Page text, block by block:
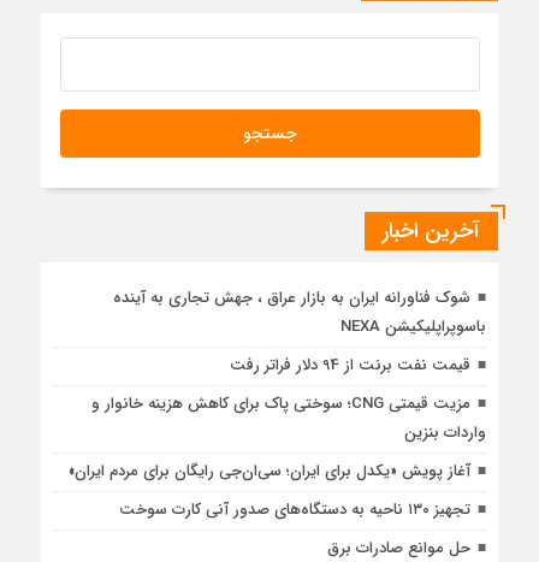
آخرین اخبار
شوک فناورانه ایران به بازار عراق ، جهش تجاری به آینده
باسوپراپلیکیشن NEXA
قیمت نفت برنت از 94 دلار فراتر رفت
مزیت قیمتی CNG؛ سوختی پاک برای کاهش هزینه خانوار و
واردات بنزین
آغاز پویش «یکدل برای ایران؛ سی‌ان‌جی رایگان برای مردم ایران»
تجهیز ۱۳۰ ناحیه به دستگاه‌های صدور آنی کارت سوخت
حل موانع صادرات برق